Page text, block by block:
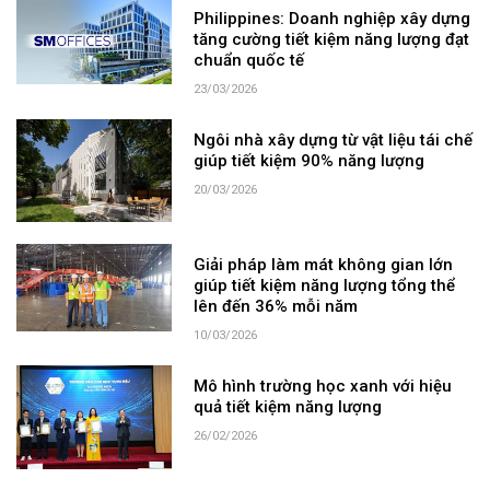
Philippines: Doanh nghiệp xây dựng
tăng cường tiết kiệm năng lượng đạt
chuẩn quốc tế
23/03/2026
Ngôi nhà xây dựng từ vật liệu tái chế
giúp tiết kiệm 90% năng lượng
20/03/2026
Giải pháp làm mát không gian lớn
giúp tiết kiệm năng lượng tổng thể
lên đến 36% mỗi năm
10/03/2026
Mô hình trường học xanh với hiệu
quả tiết kiệm năng lượng
26/02/2026